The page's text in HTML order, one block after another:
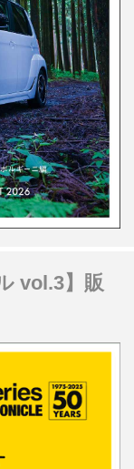
vol.3】販